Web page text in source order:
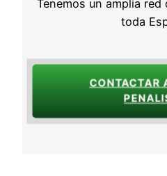
Tenemos un amplia
toda
CONTACTAR